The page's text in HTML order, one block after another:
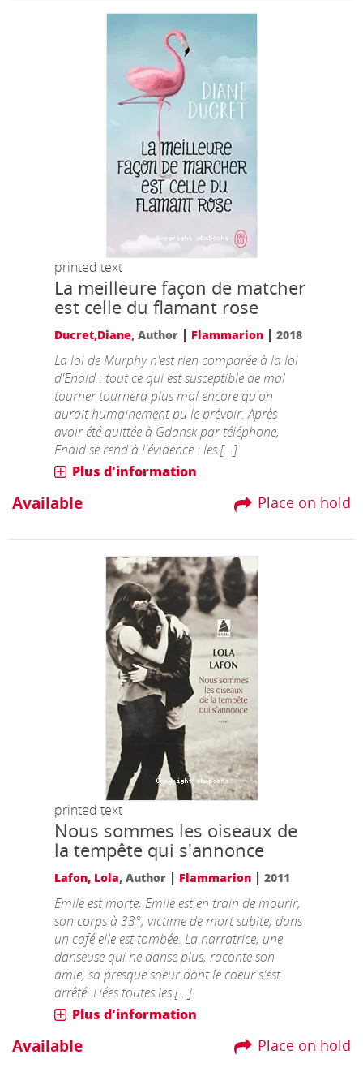
printed text
La meilleure façon de matcher
est celle du flamant rose
Ducret,Diane, Author | Flammarion |2018
La loi de Murphy n'est rien comparée à la loi
d'Enaid : tout ce qui est susceptible de mal
tourner tournera plus mal encore qu'on
aurait humainement pu le prévoir. Après
avoir été quittée à Gdansk par téléphone,
Enaid se rend à l'évidence : les [...]
Plus d'information
Place on hold
Available
printed text
Nous sommes les oiseaux de
la tempête qui s'annonce
Lafon, Lola, Author | Flammarion |2011
Emile est morte, Emile est en train de mourir,
son corps à 33°, victime de mort subite, dans
un café elle est tombée. La narratrice, une
danseuse qui ne danse plus, raconte son
amie, sa presque soeur dont le coeur s'est
arrêté. Liées toutes les [...]
Plus d'information
Place on hold
Available